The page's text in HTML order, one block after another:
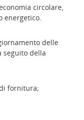
circolare,
energetico.
delle
seguito della
fornitura;